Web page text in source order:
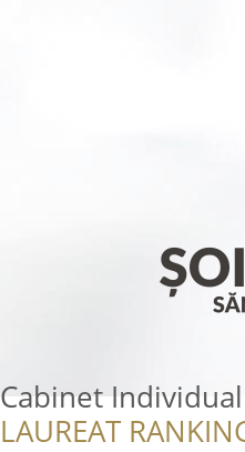
Cabinet
LAUREAT